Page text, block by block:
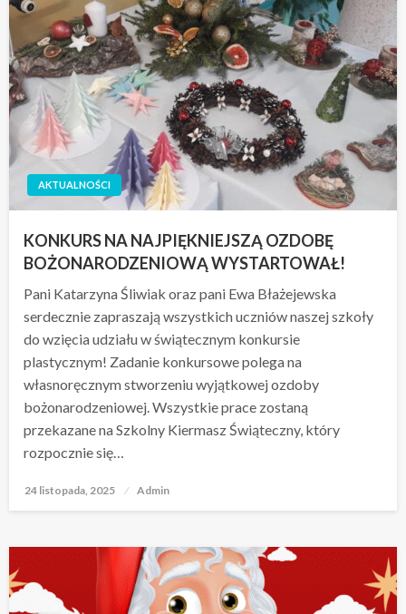
AKTUALNOŚCI
KONKURS NA NAJPIĘKNIEJSZĄ OZDOBĘ
BOŻONARODZENIOWĄ WYSTARTOWAŁ!
Pani Katarzyna Śliwiak oraz pani Ewa Błażejewska
serdecznie zapraszają wszystkich uczniów naszej szkoły
do wzięcia udziału w świątecznym konkursie
plastycznym! Zadanie konkursowe polega na
własnoręcznym stworzeniu wyjątkowej ozdoby
bożonarodzeniowej. Wszystkie prace zostaną
przekazane na Szkolny Kiermasz Świąteczny, który
rozpocznie się…
Opublikowane
24 listopada, 2025 Admin